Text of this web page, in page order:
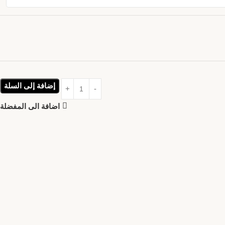
إضافة إلى السلة
اضافة الى المفضلة